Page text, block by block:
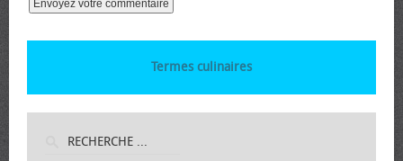
Termes culinaires